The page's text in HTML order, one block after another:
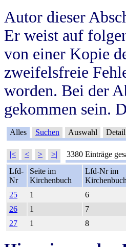
Autor dieser
Er weist auf
von einer Kopie
zweifelsfreie
worden. Bei der
gekommen sein.
Alles Suchen Auswahl Detail
|< < > >| 3380 Einträge
Lfd-
Nr
Seite im
Kirchenbuch
Lfd-Nr im
Kirchenbuch
25
1 6
26
1 7
27
1 8